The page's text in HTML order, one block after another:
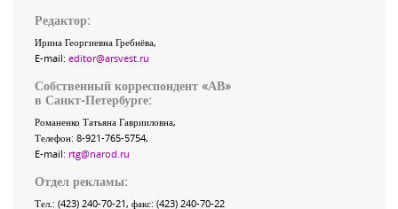
Редактор:
Ирина Георгиевна Гребнёва,
E-mail: editor@arsvest.ru
Собственный корреспондент «АВ»
в Санкт-Петербурге:
Романенко Татьяна Гаврииловна,
Телефон: 8-921-765-5754,
E-mail: rtg@narod.ru
Отдел рекламы:
Тел.: (423) 240-70-21, факс: (423) 240-70-22